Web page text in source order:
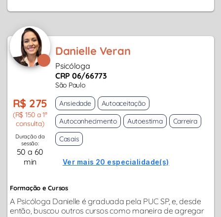
Danielle Veran
Psicóloga
CRP 06/66773
São Paulo
R$ 275
(R$ 150 a 1ª
consulta)
Duração da
sessão:
50 a 60
min
Ansiedade
Autoaceitação
Autoconhecimento
Autoestima
Carreira
Casais
Ver mais 20 especialidade(s)
Formação e Cursos
A Psicóloga Danielle é graduada pela PUC SP, e, desde
então, buscou outros cursos como maneira de agregar